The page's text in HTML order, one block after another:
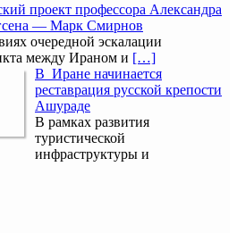
проект профессора Александра
— Марк Смирнов
очередной эскалации
между Ираном и […]
В Иране начинается
реставрация русской крепости
Ашураде
В рамках развития
туристической
инфраструктуры и